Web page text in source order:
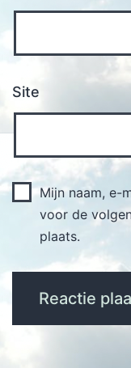
Site
Mijn naam, e-
voor de
plaats.